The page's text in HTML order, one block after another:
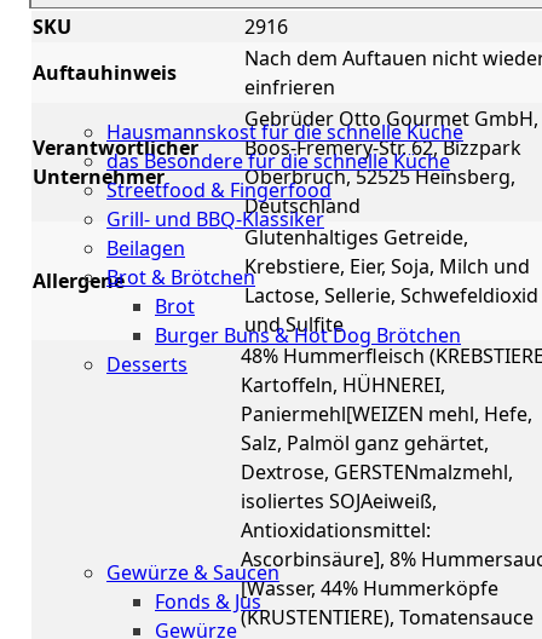
Probierpakete
Schnelle
Hausmannskost für die schnelle Küche
das Besondere für die schnelle Küche
Streetfood & Fingerfood
Grill- und BBQ-Klassiker
Beilagen
Brot & Brötchen
Brot
Burger Buns & Hot Dog Brötchen
Desserts
Gewürze & Saucen
Fonds & Jus
Gewürze
SKU
2916
Auftauhinweis
Nach dem Auftauen nicht
einfrieren
Verantwortlicher
Unternehmer
Gebrüder Otto Gourmet GmbH,
Boos-Fremery-Str. 62, Bizzpark
Oberbruch, 52525 Heinsberg,
Deutschland
Allergene
Glutenhaltiges Getreide,
Krebstiere, Eier, Soja, Milch und
Lactose, Sellerie, Schwefeldioxid
und Sulfite
48% Hummerfleisch
Kartoffeln, HÜHNEREI,
Paniermehl[WEIZEN mehl, Hefe,
Salz, Palmöl ganz gehärtet,
Dextrose, GERSTENmalzmehl,
isoliertes SOJAeiweiß,
Antioxidationsmittel:
Ascorbinsäure], 8%
[Wasser, 44% Hummerköpfe
(KRUSTENTIERE), Tomatensauce